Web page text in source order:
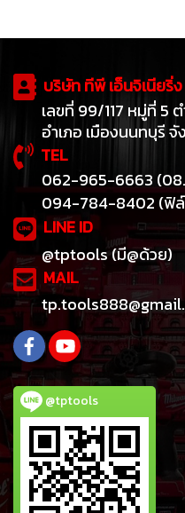
บริษัท ทีพี เอ็นจิเนียริ่
เลขที่ 99/117 หมู่ที่ 5
อำเภอ เมืองนนทบุรี จั
TEL
062-965-6663
094-784-8402 (ฟิ
LINE ID
@tptools (มี@ด้วย)
MAIL
@tptools